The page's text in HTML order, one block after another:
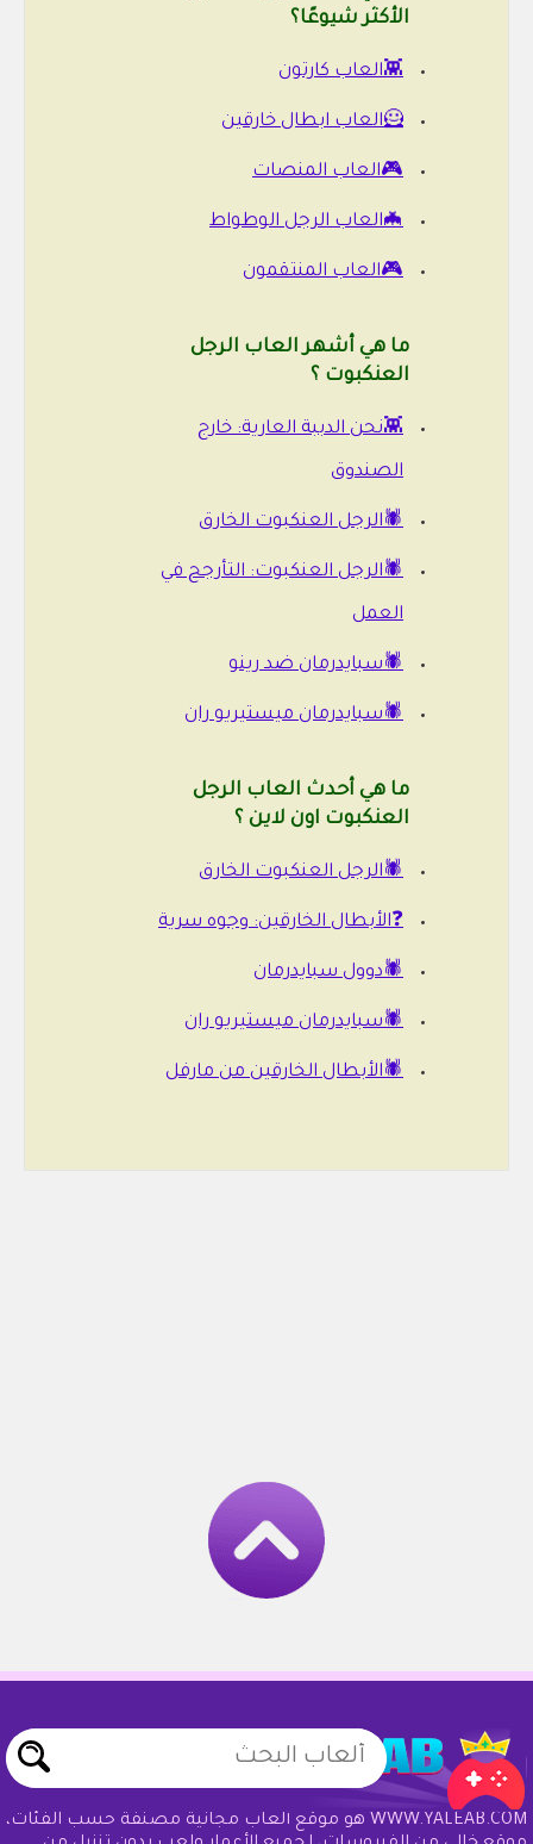
الأكثر شيوعًا؟
👾العاب كارتون
🦸العاب ابطال خارقين
🎮العاب المنصات
🦇العاب الرجل الوطواط
🎮العاب المنتقمون
ما هي أشهر العاب الرجل
العنكبوت ؟
👾نحن الدببة العارية: خارج
الصندوق
🕷️الرجل العنكبوت الخارق
🕷️الرجل العنكبوت: التأرجح في
العمل
🕷️سبايدرمان ضد رينو
🕷️سبايدرمان ميستيريو ران
ما هي أحدث العاب الرجل
العنكبوت اون لاين ؟
🕷️الرجل العنكبوت الخارق
❓الأبطال الخارقين: وجوه سرية
🕷️دوول سبايدرمان
🕷️سبايدرمان ميستيريو ران
🕷️الأبطال الخارقين من مارفل
WWW.YALEAB.COM هو موقع ألعاب مجانية مصنفة حسب الفئات،